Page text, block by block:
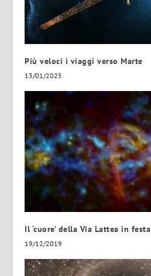
Più veloci i viaggi verso Marte
13/01/2025
Il ‘cuore’ della Via Lattea in festa
19/12/2019